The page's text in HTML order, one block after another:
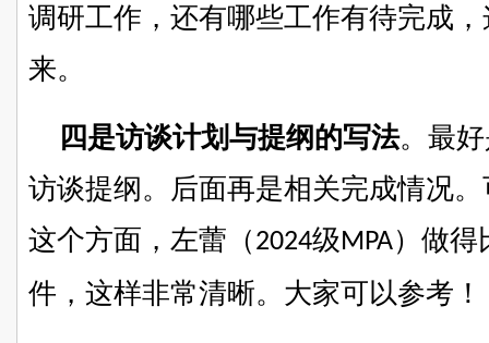
调研工作，还有哪些工作有待完成
来。
四是访谈计划与提纲的写法。最
访谈提纲。后面再是相关完成情况
这个方面，左蕾（2024级MPA）做
件，这样非常清晰。大家可以参考！